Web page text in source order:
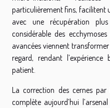
particulièrement fins, facilitent
avec une récupération
considérable des
avancées viennent
regard, rendant
patient.
La correction des cernes par
complète aujourd’hui